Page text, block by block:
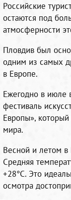
Российские
остаются под
атмосферности
Пловдив был
одним из самых
в Европе.
Ежегодно в июле
фестиваль
Европы», который
мира.
Весной и летом
Средняя
+28°C. Это
осмотра